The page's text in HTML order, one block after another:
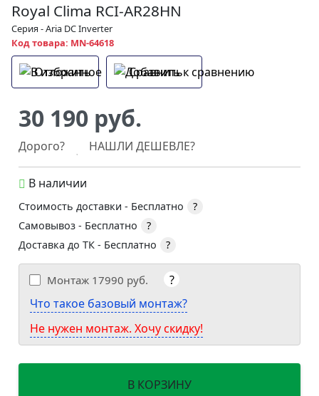
Royal Clima RCI-AR28HN
Серия - Aria DC Inverter
Код товара: MN-64618
Отложить Сравнить
30 190 руб.
Дорого? НАШЛИ ДЕШЕВЛЕ?
В наличии
Стоимость доставки - Бесплатно
?
Самовывоз - Бесплатно
?
Доставка до ТК - Бесплатно ?
Монтаж 17990 руб.
?
Что такое базовый монтаж?
Не нужен монтаж. Хочу скидку!
В КОРЗИНУ